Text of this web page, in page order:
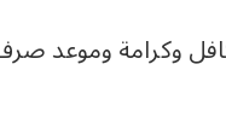
وكرامة وموعد